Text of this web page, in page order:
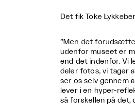
Det fik Toke
”Men det
udenfor museet er
end det indenfor. Vi
deler fotos, vi tager
ser os selv gennem
lever i en hyper-
så forskellen på det,